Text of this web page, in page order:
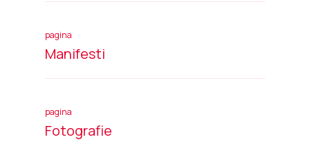
pagina
Manifesti
pagina
Fotografie